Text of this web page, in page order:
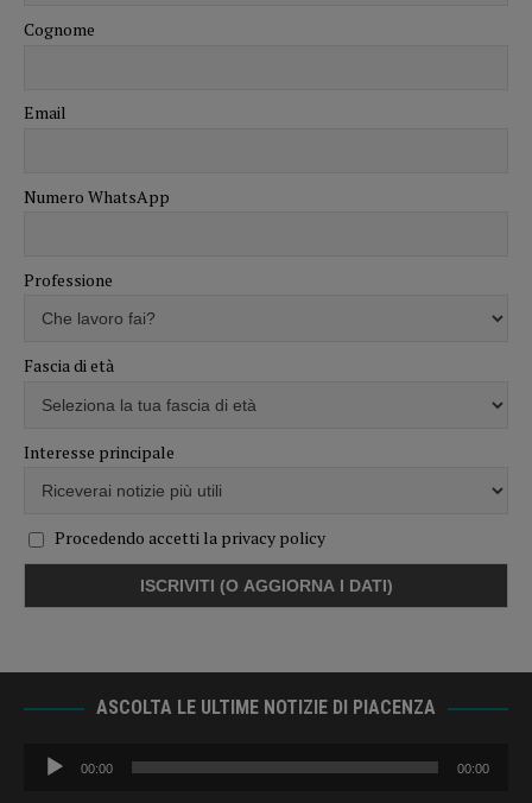
Cognome
Email
Numero WhatsApp
Professione
Fascia di età
Interesse principale
Procedendo accetti la privacy policy
ASCOLTA LE ULTIME NOTIZIE DI PIACENZA
Audio
Player
00:00 00:00